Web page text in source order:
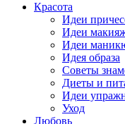
Красота
Идеи
Идеи
Идеи
Идея образа
Советы
Диеты и
Идеи
Уход
Любовь